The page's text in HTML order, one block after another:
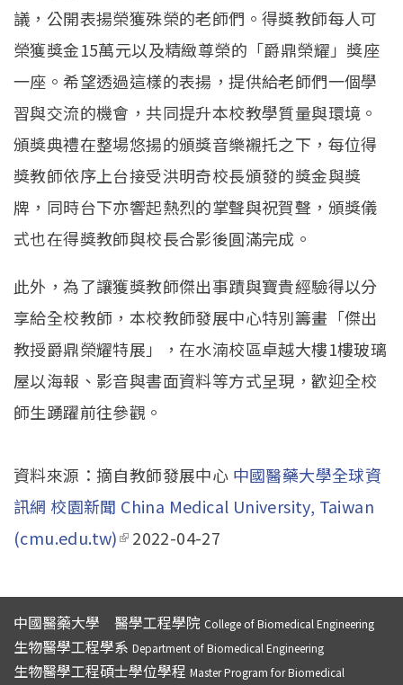
議，公開表揚榮獲殊榮的老師們。得獎教師每人可
榮獲獎金15萬元以及精緻尊榮的「爵鼎榮耀」獎座
一座。希望透過這樣的表揚，提供給老師們一個學
習與交流的機會，共同提升本校教學質量與環境。
頒獎典禮在整場悠揚的頒獎音樂襯托之下，每位得
獎教師依序上台接受洪明奇校長頒發的獎金與獎
牌，同時台下亦響起熱烈的掌聲與祝賀聲，頒獎儀
式也在得獎教師與校長合影後圓滿完成。
此外，為了讓獲獎教師傑出事蹟與寶貴經驗得以分
享給全校教師，本校教師發展中心特別籌畫「傑出
教授爵鼎榮耀特展」，在水湳校區卓越大樓1樓玻璃
屋以海報、影音與書面資料等方式呈現，歡迎全校
師生踴躍前往參觀。
資料來源：摘自教師發展中心 中國醫藥大學全球資
訊網 校園新聞 China Medical University, Taiwan
(cmu.edu.tw)(link is external)
2022-04-27
中國醫藥大學 醫學工程學院 College of Biomedical Engineering
生物醫學工程學系 Department of Biomedical Engineering
生物醫學工程碩士學位學程 Master Program for Biomedical